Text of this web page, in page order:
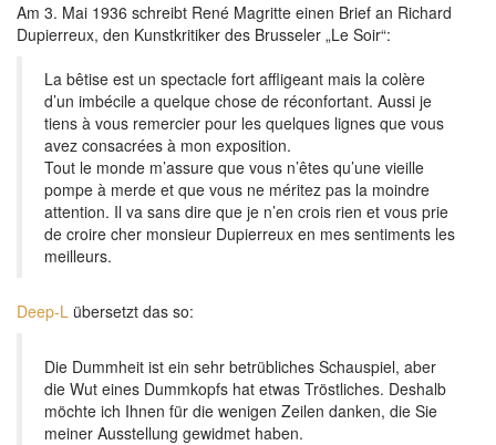
Am 3. Mai 1936 schreibt René Magritte einen Brief an Richard
Dupierreux, den Kunstkritiker des Brusseler „Le Soir“:
La bêtise est un spectacle fort affligeant mais la colère
d’un imbécile a quelque chose de réconfortant. Aussi je
tiens à vous remercier pour les quelques lignes que vous
avez consacrées à mon exposition.
Tout le monde m’assure que vous n’êtes qu’une vieille
pompe à merde et que vous ne méritez pas la moindre
attention. Il va sans dire que je n’en crois rien et vous prie
de croire cher monsieur Dupierreux en mes sentiments les
meilleurs.
Deep-L übersetzt das so:
Die Dummheit ist ein sehr betrübliches Schauspiel, aber
die Wut eines Dummkopfs hat etwas Tröstliches. Deshalb
möchte ich Ihnen für die wenigen Zeilen danken, die Sie
meiner Ausstellung gewidmet haben.